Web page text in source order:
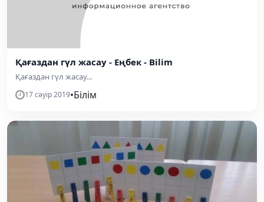
Қағаздан гүл жасау - Еңбек - Bilim
Қағаздан гүл жасау...
17 сәуір 2019•Білім